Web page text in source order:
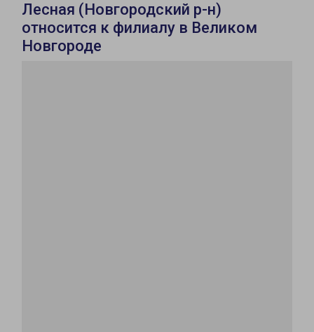
Лесная (Новгородский р-н)
относится к филиалу в Великом
Новгороде